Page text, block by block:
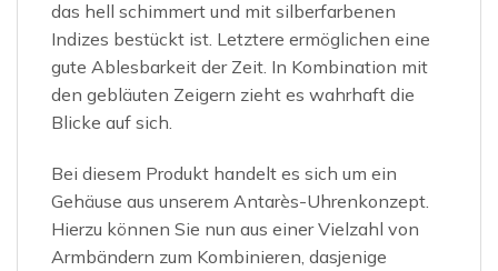
das hell schimmert und mit silberfarbenen
Indizes bestückt ist. Letztere ermöglichen eine
gute Ablesbarkeit der Zeit. In Kombination mit
den gebläuten Zeigern zieht es wahrhaft die
Blicke auf sich.
Bei diesem Produkt handelt es sich um ein
Gehäuse aus unserem Antarès-Uhrenkonzept.
Hierzu können Sie nun aus einer Vielzahl von
Armbändern zum Kombinieren, dasjenige